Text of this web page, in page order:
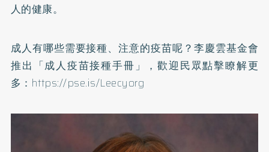
人的健康。
成人有哪些需要接種、注意的疫苗呢？李慶雲基金會
推出「成人疫苗接種手冊」，歡迎民眾點擊瞭解更
多： https://pse.is/Leecyorg